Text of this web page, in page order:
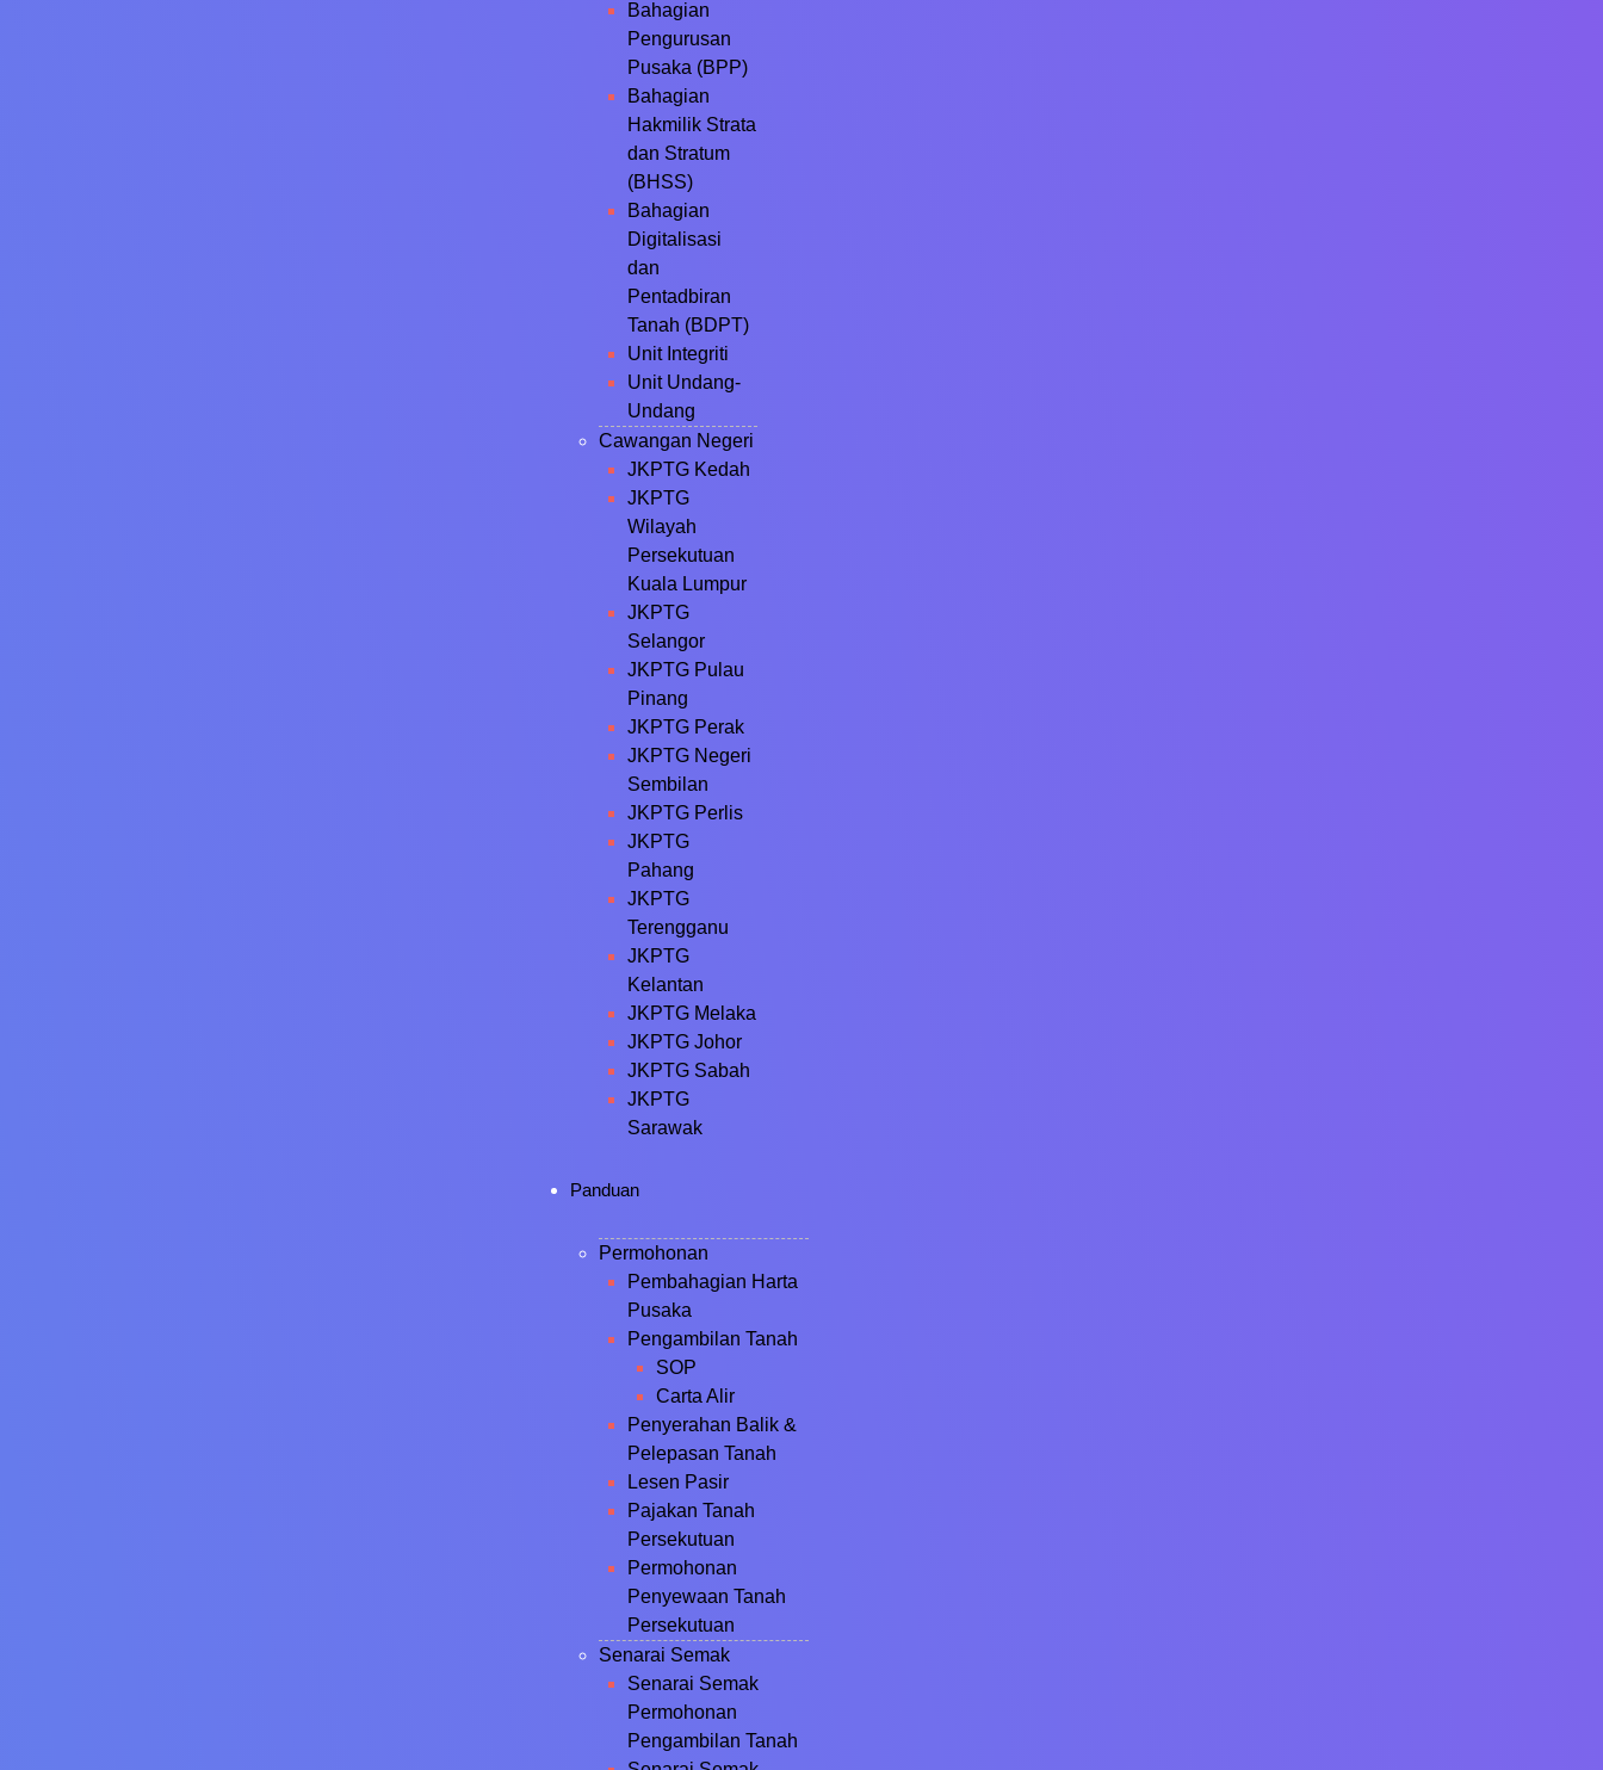
Bahagian
Pengurusan
Pusaka (BPP)
Bahagian
Hakmilik Strata
dan Stratum
(BHSS)
Bahagian
Digitalisasi
dan
Pentadbiran
Tanah (BDPT)
Unit Integriti
Unit Undang-
Undang
Cawangan Negeri
JKPTG Kedah
JKPTG
Wilayah
Persekutuan
Kuala Lumpur
JKPTG
Selangor
JKPTG Pulau
Pinang
JKPTG Perak
JKPTG Negeri
Sembilan
JKPTG Perlis
JKPTG
Pahang
JKPTG
Terengganu
JKPTG
Kelantan
JKPTG Melaka
JKPTG Johor
JKPTG Sabah
JKPTG
Sarawak
Panduan
Permohonan
Pembahagian Harta
Pusaka
Pengambilan Tanah
SOP
Carta Alir
Penyerahan Balik &
Pelepasan Tanah
Lesen Pasir
Pajakan Tanah
Persekutuan
Permohonan
Penyewaan Tanah
Persekutuan
Senarai Semak
Senarai Semak
Permohonan
Pengambilan Tanah